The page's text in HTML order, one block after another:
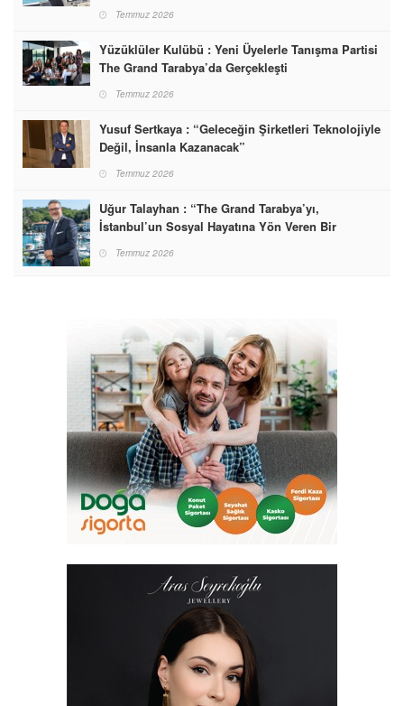
Temmuz 2026
Yüzüklüler Kulübü : Yeni Üyelerle Tanışma Partisi
The Grand Tarabya’da Gerçekleşti
Temmuz 2026
Yusuf Sertkaya : “Geleceğin Şirketleri Teknolojiyle
Değil, İnsanla Kazanacak”
Temmuz 2026
Uğur Talayhan : “The Grand Tarabya’yı,
İstanbul’un Sosyal Hayatına Yön Veren Bir
Temmuz 2026